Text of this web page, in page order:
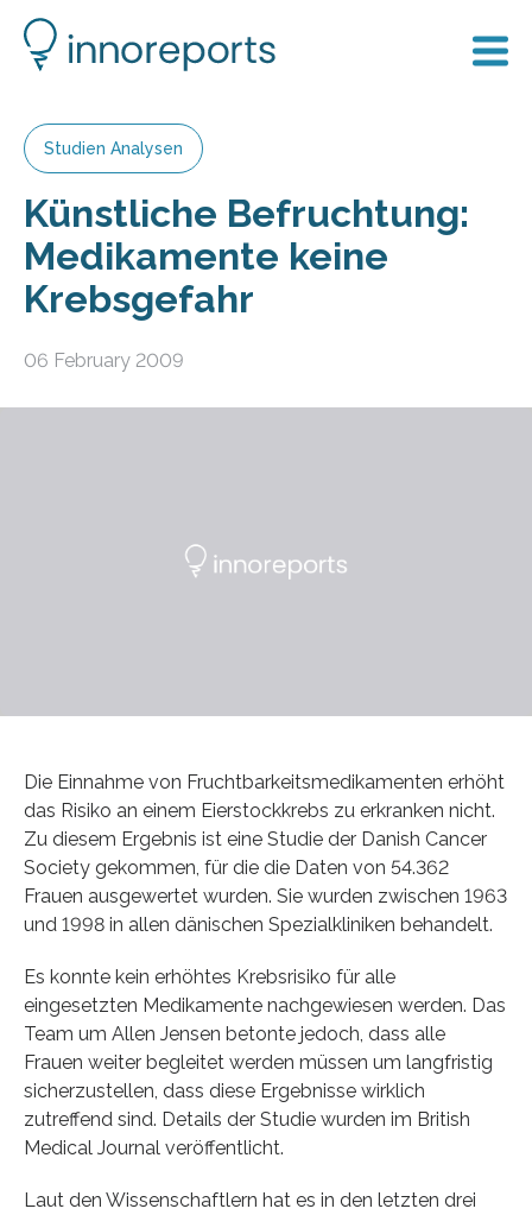
Studien Analysen
Künstliche Befruchtung:
Medikamente keine
Krebsgefahr
06 February 2009
Die Einnahme von Fruchtbarkeitsmedikamenten erhöht
das Risiko an einem Eierstockkrebs zu erkranken nicht.
Zu diesem Ergebnis ist eine Studie der Danish Cancer
Society gekommen, für die die Daten von 54.362
Frauen ausgewertet wurden. Sie wurden zwischen 1963
und 1998 in allen dänischen Spezialkliniken behandelt.
Es konnte kein erhöhtes Krebsrisiko für alle
eingesetzten Medikamente nachgewiesen werden. Das
Team um Allen Jensen betonte jedoch, dass alle
Frauen weiter begleitet werden müssen um langfristig
sicherzustellen, dass diese Ergebnisse wirklich
zutreffend sind. Details der Studie wurden im British
Medical Journal veröffentlicht.
Laut den Wissenschaftlern hat es in den letzten drei